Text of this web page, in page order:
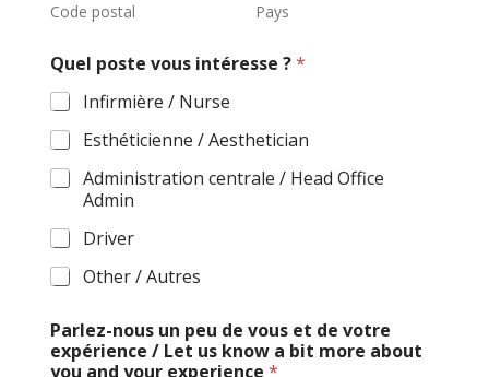
Code postal Pays
Quel poste vous intéresse ?*
Infirmière / Nurse
Esthéticienne / Aesthetician
Administration centrale / Head Office
Admin
Driver
Other / Autres
Parlez-nous un peu de vous et de votre
expérience / Let us know a bit more about
you and your experience *